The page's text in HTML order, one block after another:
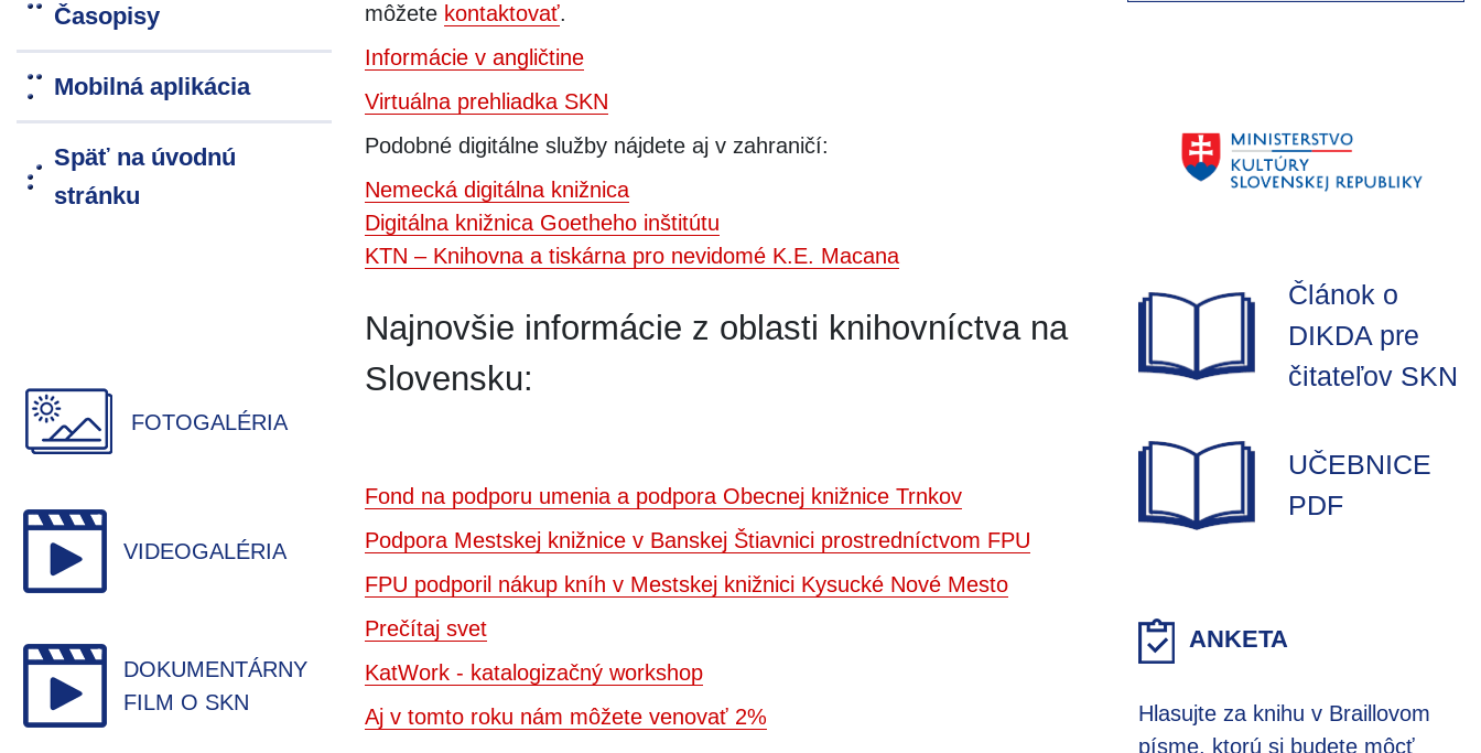
Časopisy
Mobilná aplikácia
Späť na úvodnú
stránku
FOTOGALÉRIA
VIDEOGALÉRIA
DOKUMENTÁRNY
FILM O SKN
môžete kontaktovať.
Informácie v angličtine
Virtuálna prehliadka SKN
Podobné digitálne služby nájdete aj v zahraničí:
Nemecká digitálna knižnica
Digitálna knižnica Goetheho inštitútu
KTN – Knihovna a tiskárna pro nevidomé K.E. Macana
Najnovšie informácie z oblasti knihovníctva na
Slovensku:
Fond na podporu umenia a podpora Obecnej knižnice Trnkov
Podpora Mestskej knižnice v Banskej Štiavnici prostredníctvom FPU
FPU podporil nákup kníh v Mestskej knižnici Kysucké Nové Mesto
Prečítaj svet
KatWork - katalogizačný workshop
Aj v tomto roku nám môžete venovať 2%
Článok o
DIKDA pre
čitateľov SKN
UČEBNICE
PDF
ANKETA
Hlasujte za knihu v Braillovom
písme, ktorú si budete môcť